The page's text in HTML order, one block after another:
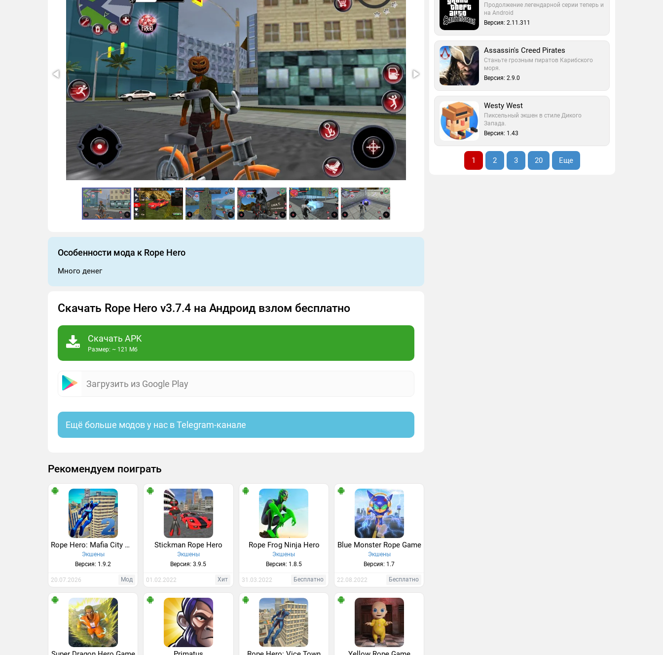
Особенности мода к Rope Hero
Много денег
Скачать Rope Hero v3.7.4 на Андроид взлом бесплатно
Скачать APK
Размер: ~ 121 Мб
Загрузить из Google Play
Ещё больше модов у нас в Telegram-канале
Рекомендуем поиграть
Rope Hero: Mafia City Wars
Экшены
Версия: 1.9.2
20.07.2026 Мод
Stickman Rope Hero
Экшены
Версия: 3.9.5
01.02.2022 Хит
Rope Frog Ninja Hero
Экшены
Версия: 1.8.5
31.03.2022 Бесплатно
Blue Monster Rope Game
Экшены
Версия: 1.7
22.08.2022 Бесплатно
Продолжение легендарной серии теперь и
на Android
Версия: 2.11.311
Assassin's Creed Pirates
Станьте грозным пиратов Карибского
моря.
Версия: 2.9.0
Westy West
Пиксельный экшен в стиле Дикого
Запада.
Версия: 1.43
1 2 3 20 Еще